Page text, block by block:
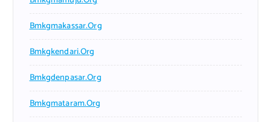
Bmkgmakassar.org
Bmkgkendari.org
Bmkgdenpasar.org
Bmkgmataram.org